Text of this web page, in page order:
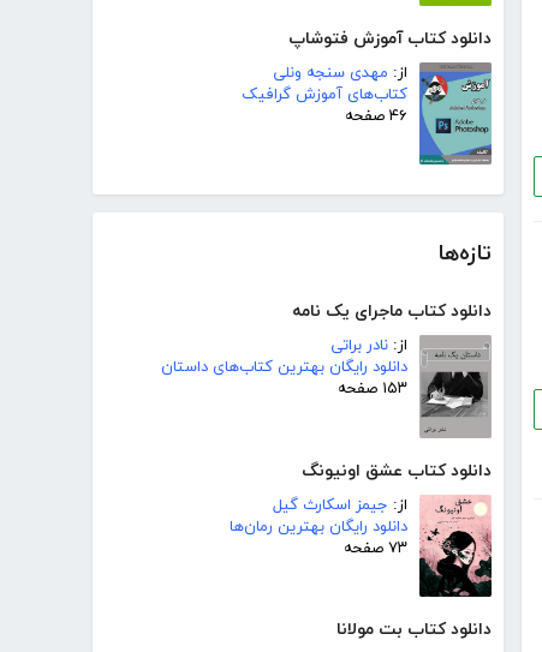
دانلود کتاب آموزش فتوشاپ
از: مهدی سنجه ونلی
کتاب‌های آموزش گرافیک
۴۶ صفحه
تازه‌ها
دانلود کتاب ماجرای یک نامه
از: نادر براتی
دانلود رایگان بهترین کتاب‌های داستان
۱۵۳ صفحه
دانلود کتاب عشق اونیونگ
از: جیمز اسکارث گیل
دانلود رایگان بهترین رمان‌ها
۷۳ صفحه
دانلود کتاب بت مولانا